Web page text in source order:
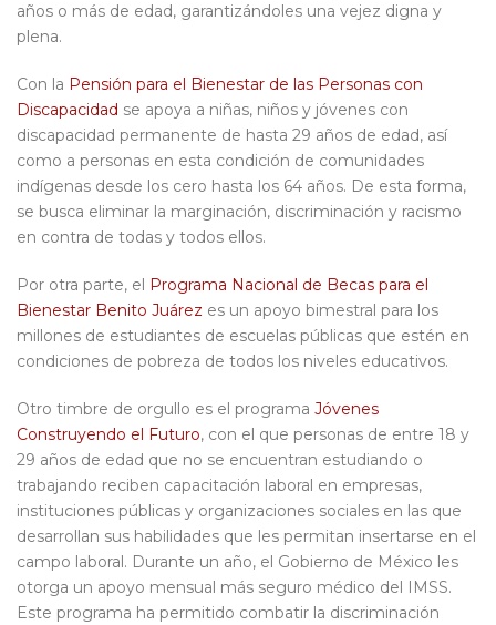
años o más de edad, garantizándoles una vejez digna y
plena.
Con la Pensión para el Bienestar de las Personas con
Discapacidad se apoya a niñas, niños y jóvenes con
discapacidad permanente de hasta 29 años de edad, así
como a personas en esta condición de comunidades
indígenas desde los cero hasta los 64 años. De esta forma,
se busca eliminar la marginación, discriminación y racismo
en contra de todas y todos ellos.
Por otra parte, el Programa Nacional de Becas para el
Bienestar Benito Juárez es un apoyo bimestral para los
millones de estudiantes de escuelas públicas que estén en
condiciones de pobreza de todos los niveles educativos.
Otro timbre de orgullo es el programa Jóvenes
Construyendo el Futuro, con el que personas de entre 18 y
29 años de edad que no se encuentran estudiando o
trabajando reciben capacitación laboral en empresas,
instituciones públicas y organizaciones sociales en las que
desarrollan sus habilidades que les permitan insertarse en el
campo laboral. Durante un año, el Gobierno de México les
otorga un apoyo mensual más seguro médico del IMSS.
Este programa ha permitido combatir la discriminación